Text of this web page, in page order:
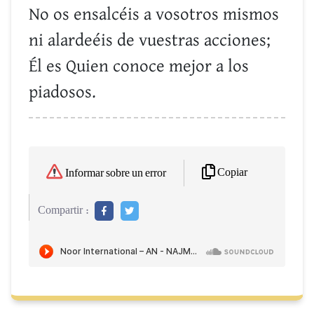
No os ensalcéis a vosotros mismos
ni alardeéis de vuestras acciones;
Él es Quien conoce mejor a los
piadosos.
Informar sobre un error Copiar
Compartir :